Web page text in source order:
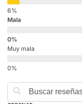
Mala
Muy mala